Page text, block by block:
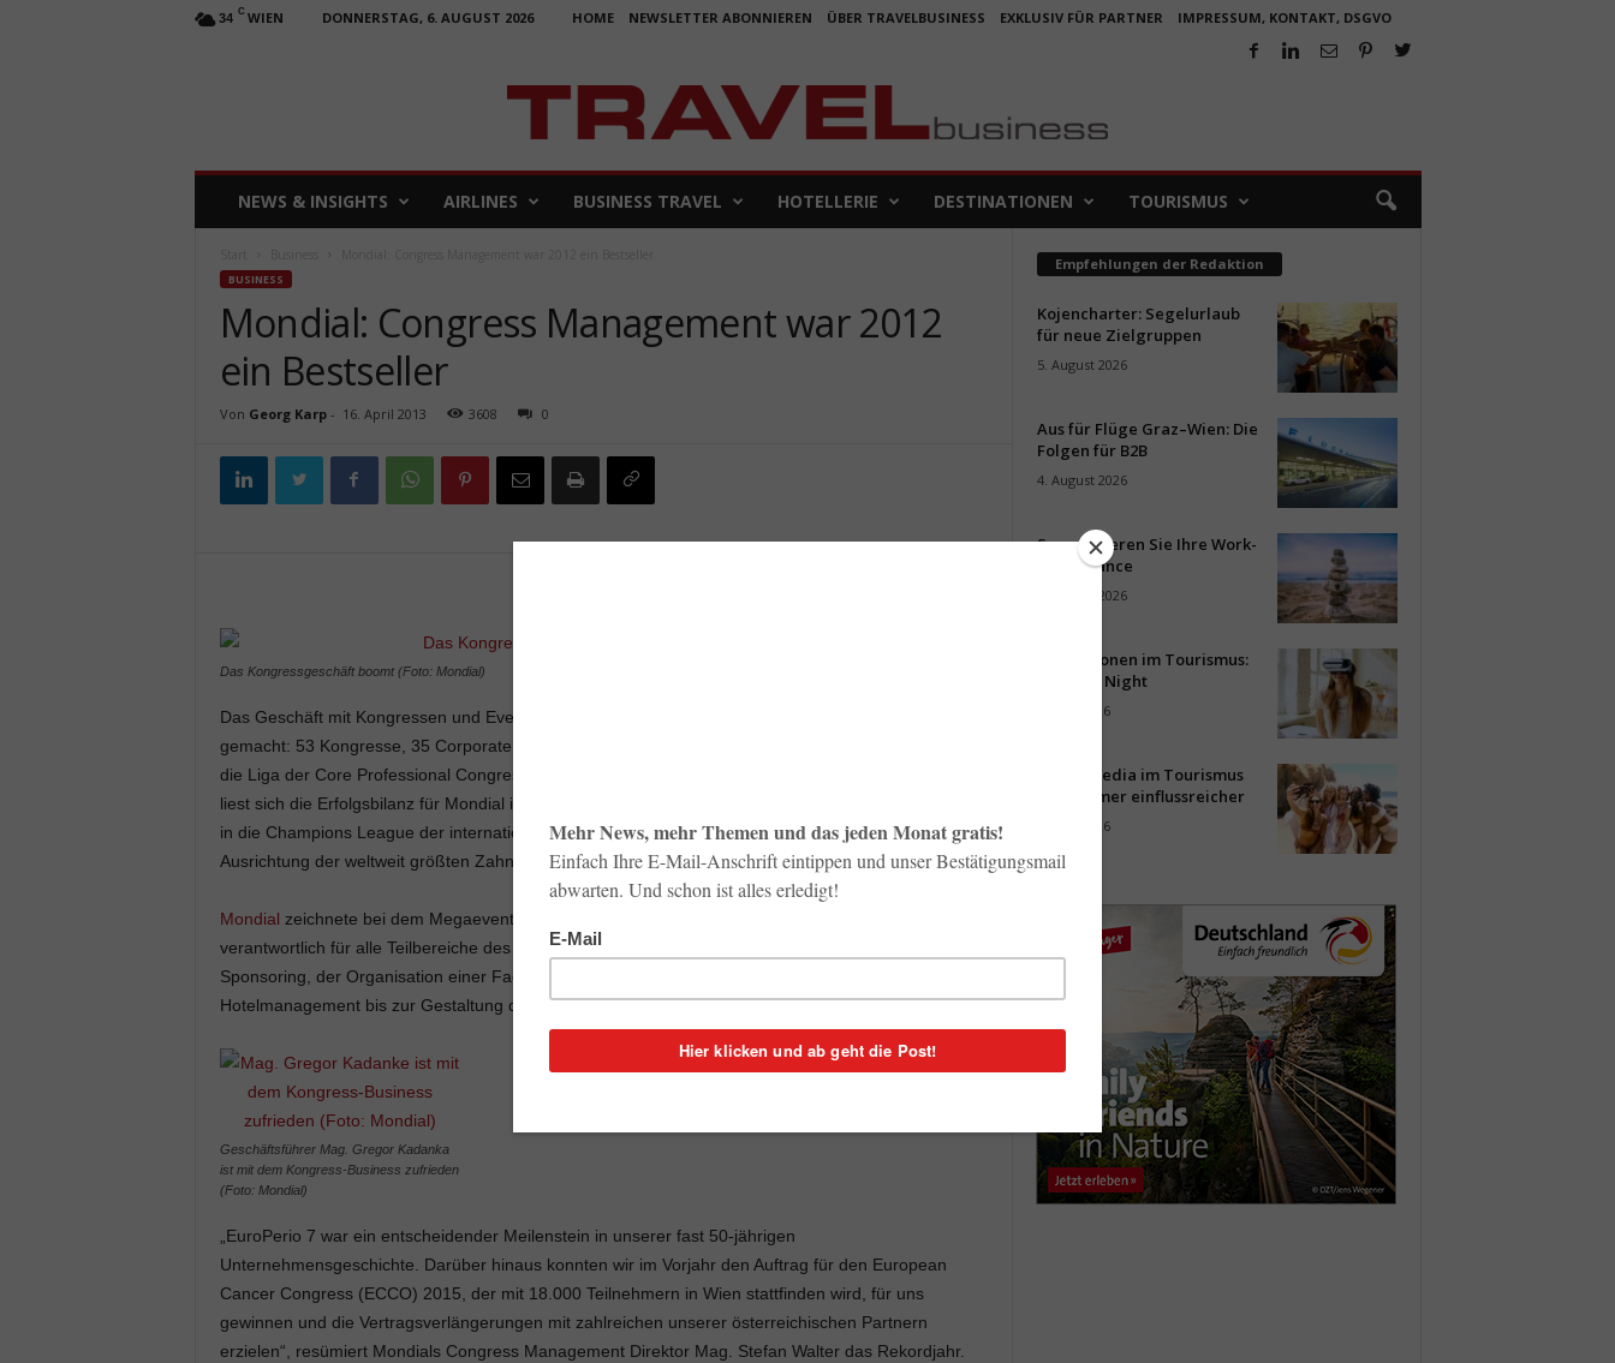
34 C WIEN DONNERSTAG, 6. AUGUST 2026 HOME NEWSLETTER ABONNIEREN ÜBER TRAVELBUSINESS EXKLUSIV FÜR PARTNER IMPRESSUM, KONTAKT, DSGVO
A
NEWS & INSIGHTS AIRLINES BUSINESS TRAVEL HOTELLERIE DESTINATIONEN TOURISMUS
BUSINESS
Mondial: Congress Management war 2012
ein Bestseller
Von Georg Karp- 16. April 2013 3608 0
Das Kongressgeschäft boomt (Foto: Mondial)
Das Geschäft mit Kongressen und Events im vergangenen Jahr hat sich für Mondial bezahlt
gemacht: 53 Kongresse, 35 Corporate Events mit 70.235 betreuten Teilnehmern und der Aufstieg in
die Liga der Core Professional Congress Organiser (PCO) für internationale Großkongresse – so
liest sich die Erfolgsbilanz für Mondial im Bereich Congress- und Eventmanagement. Die Aufnahme
in die Champions League der internationalen Kongressorganisation für Großkongresse ist mit der
Ausrichtung der weltweit größten Zahnkonferenz „EuroPerio 7“ in Wien gelungen.
Mondial zeichnete bei dem Megaevent mit rund 7.800 nationalen und internationalen Teilnehmern
verantwortlich für alle Teilbereiche des Kongressmanagements: von der Budgetverwaltung, dem
Sponsoring, der Organisation einer Fachausstellung, der Teilnehmerverwaltung sowie dem
Hotelmanagement bis zur Gestaltung des offiziellen Rahmenprogramms.
Geschäftsführer Mag. Gregor Kadanka
ist mit dem Kongress-Business zufrieden
(Foto: Mondial)
„EuroPerio 7 war ein entscheidender Meilenstein in unserer fast 50-jährigen
Unternehmensgeschichte. Darüber hinaus konnten wir im Vorjahr den Auftrag für den European
Cancer Congress (ECCO) 2015, der mit 18.000 Teilnehmern in Wien stattfinden wird, für uns
gewinnen und die Vertragsverlängerungen mit zahlreichen unserer österreichischen Partnern
erzielen“, resümiert Mondials Congress Management Direktor Mag. Stefan Walter das Rekordjahr.
Empfehlungen der Redaktion
Kojencharter: Segelurlaub
für neue Zielgruppen
5. August 2026
Aus für Flüge Graz–Wien: Die
Folgen für B2B
4. August 2026
So optimieren Sie Ihre Work-
Life-Balance
3. August 2026
Innovationen im Tourismus:
Start-up Night
31. Juli 2026
Social Media im Tourismus
wird immer einflussreicher
30. Juli 2026